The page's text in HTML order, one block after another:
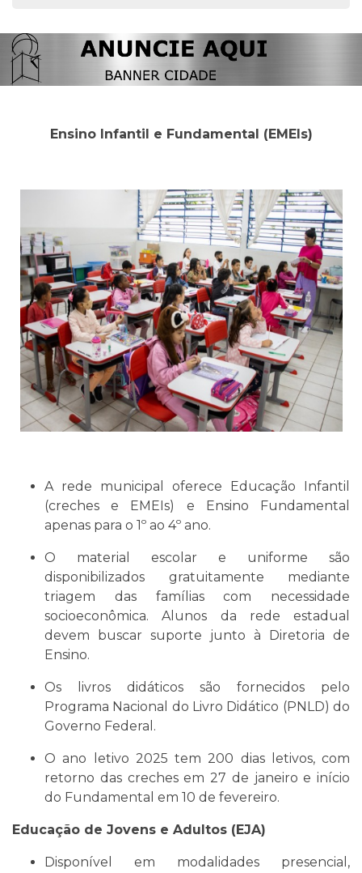
Ensino Infantil e Fundamental (EMEIs)
A rede municipal oferece Educação Infantil
(creches e EMEIs) e Ensino Fundamental
apenas para o 1º ao 4º ano.
O material escolar e uniforme são
disponibilizados gratuitamente mediante
triagem das famílias com necessidade
socioeconômica. Alunos da rede estadual
devem buscar suporte junto à Diretoria de
Ensino.
Os livros didáticos são fornecidos pelo
Programa Nacional do Livro Didático (PNLD) do
Governo Federal.
O ano letivo 2025 tem 200 dias letivos, com
retorno das creches em 27 de janeiro e início
do Fundamental em 10 de fevereiro.
Educação de Jovens e Adultos (EJA)
Disponível em modalidades presencial,